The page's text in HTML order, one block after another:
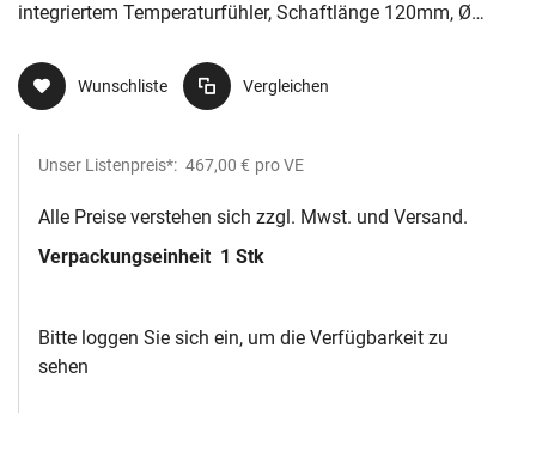
integriertem Temperaturfühler, Schaftlänge 120mm, Ø
Wunschliste Vergleichen
Unser Listenpreis*: 467,00 € pro VE
Alle Preise verstehen sich zzgl. Mwst. und Versand.
Verpackungseinheit 1 Stk
Bitte loggen Sie sich ein, um die Verfügbarkeit zu
sehen